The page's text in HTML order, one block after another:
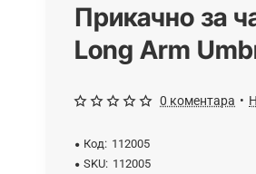
Прикачно за
Long Arm
Код: 112005
SKU: 112005
0 коментара •